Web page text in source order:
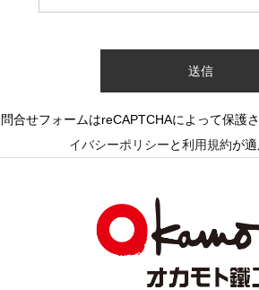
問合せフォームはreCAPTCHAによって保護
イバシーポリシーと利用規約が適